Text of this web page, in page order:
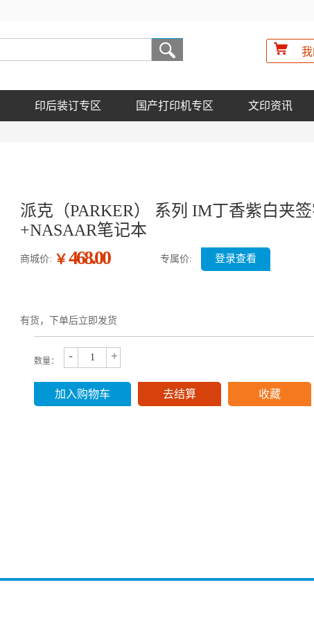
印后装订专区 国产打印机专区 文印资讯
派克（PARKER） 系列 IM丁香紫白夹
+NASAAR笔记本
商城价: ￥468.00 专属价: 登录查看
有货，下单后立即发货
数量： - +
加入购物车 去结算 收藏